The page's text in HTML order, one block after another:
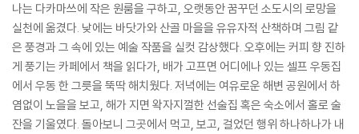
나는 다카마쓰에 작은 원룸을 구하고, 오랫동안 꿈꾸던 소도시의 로망을
실천에 옮겼다. 낮에는 바닷가와 산골 마을을 유유자적 산책하며 그림 같
은 풍경과 그 속에 있는 예술 작품을 실컷 감상했다. 오후에는 커피 향 진하
게 풍기는 카페에서 책을 읽다가, 배가 고프면 어디에나 있는 셀프 우동집
에서 우동 한 그릇을 뚝딱 해치웠다. 저녁에는 여유로운 해변 공원에서 하
염없이 노을을 보고, 해가 지면 왁자지껄한 선술집 혹은 숙소에서 홀로 술
잔을 기울였다. 돌아보니 그곳에서 먹고, 보고, 걸었던 행위 하나하나가 내